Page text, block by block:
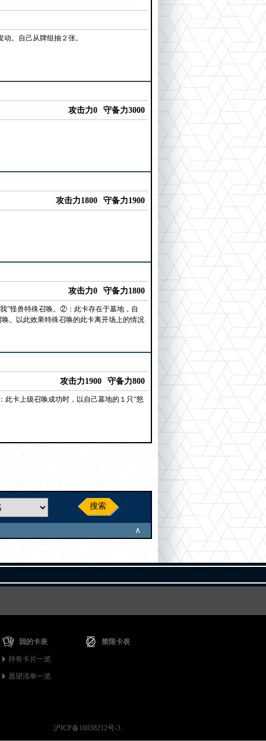
。自己从牌组抽２张。
攻击力0 守备力3000
攻击力1800 守备力1900
攻击力0 守备力1800
”怪兽特殊召唤。②：此卡存在于墓地，自
。以此效果特殊召唤的此卡离开场上的情况
攻击力1900 守备力800
卡上级召唤成功时，以自己墓地的１只“怒
搜索
∧
我的卡表
持有卡片一览
愿望清单一览
禁限卡表
沪ICP备16038212号-3